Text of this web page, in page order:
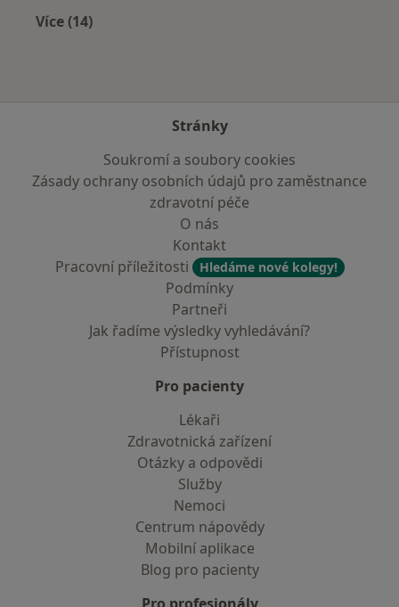
Více (14)
Stránky
Soukromí a soubory cookies
Zásady ochrany osobních údajů pro zaměstnance
zdravotní péče
O nás
Kontakt
Pracovní příležitosti
Hledáme nové kolegy!
Podmínky
Partneři
Jak řadíme výsledky vyhledávání?
Přístupnost
Pro pacienty
Lékaři
Zdravotnická zařízení
Otázky a odpovědi
Služby
Nemoci
Centrum nápovědy
Mobilní aplikace
Blog pro pacienty
Pro profesionály